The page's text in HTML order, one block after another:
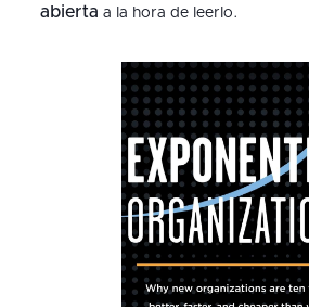
abierta a la hora de leerlo.